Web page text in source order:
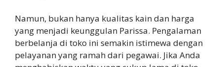
Namun, bukan hanya kualitas kain dan harga
yang menjadi keunggulan Parissa. Pengalaman
berbelanja di toko ini semakin istimewa dengan
pelayanan yang ramah dari pegawai. Jika Anda